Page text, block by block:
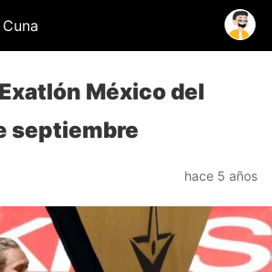
México del
septiembre
hace 5 años